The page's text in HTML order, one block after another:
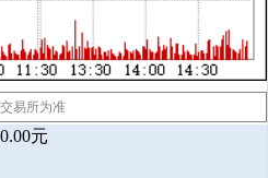
易所为准
元